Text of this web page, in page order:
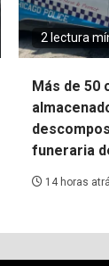
2 lectura
Más de 50
funeraria
14 horas